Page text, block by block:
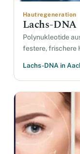
Hautregeneration
Lachs-DNA
Polynukleotide
festere, frischere
Lachs-DNA in